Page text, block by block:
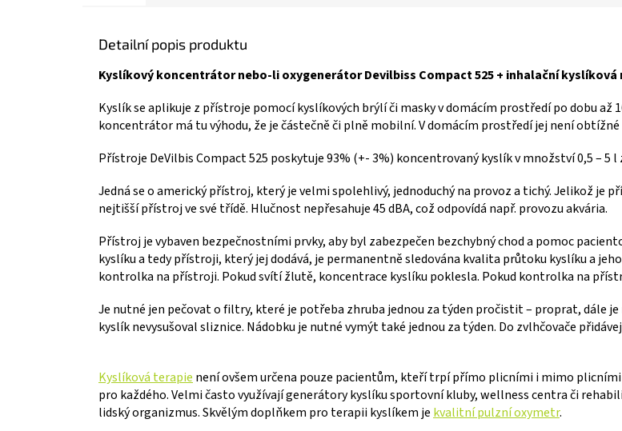
Detailní popis produktu
Kyslíkový koncentrátor nebo-li oxygenerátor Devilbiss Compact 525 + inhalační kyslíková
Kyslík se aplikuje z přístroje pomocí kyslíkových brýlí či masky v domácím prostředí po dobu až
koncentrátor má tu výhodu, že je částečně či plně mobilní. V domácím prostředí jej není
Přístroje DeVilbis Compact 525 poskytuje 93% (+- 3%) koncentrovaný kyslík v množství 0,5 – 5 l
Jedná se o americký přístroj, který je velmi spolehlivý, jednoduchý na provoz a tichý. Jelikož je
nejtišší přístroj ve své třídě. Hlučnost nepřesahuje 45 dBA, což odpovídá např. provozu akvária.
Přístroj je vybaven bezpečnostními prvky, aby byl zabezpečen bezchybný chod a pomoc
kyslíku a tedy přístroji, který jej dodává, je permanentně sledována kvalita průtoku kyslíku a
kontrolka na přístroji. Pokud svítí žlutě, koncentrace kyslíku poklesla. Pokud kontrolka na
Je nutné jen pečovat o filtry, které je potřeba zhruba jednou za týden pročistit – proprat, dále
kyslík nevysušoval sliznice. Nádobku je nutné vymýt také jednou za týden. Do zvlhčovače
Kyslíková terapie není ovšem určena pouze pacientům, kteří trpí přímo plicními i mimo
pro každého. Velmi často využívají generátory kyslíku sportovní kluby, wellness centra či
lidský organizmus. Skvělým doplňkem pro terapii kyslíkem je kvalitní pulzní oxymetr.